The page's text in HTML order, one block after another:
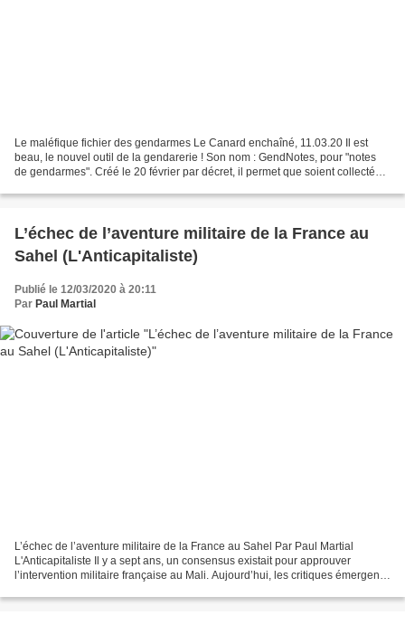
Le maléfique fichier des gendarmes Le Canard enchaîné, 11.03.20 Il est
beau, le nouvel outil de la gendarerie ! Son nom : GendNotes, pour "notes
de gendarmes". Créé le 20 février par décret, il permet que soient collectés
L’échec de l’aventure militaire de la France au
Sahel (L'Anticapitaliste)
Publié le 12/03/2020 à 20:11
Par Paul Martial
L’échec de l’aventure militaire de la France au Sahel Par Paul Martial
L'Anticapitaliste Il y a sept ans, un consensus existait pour approuver
l’intervention militaire française au Mali. Aujourd’hui, les critiques émergent